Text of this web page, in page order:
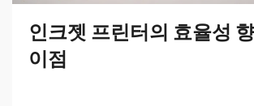
인크젯 프린터의 효율성
이점